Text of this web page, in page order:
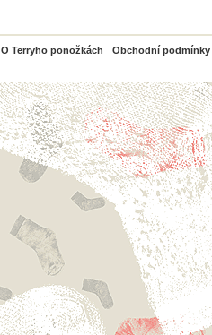
O Terryho ponožkách Obchodní podmínky
PayPal